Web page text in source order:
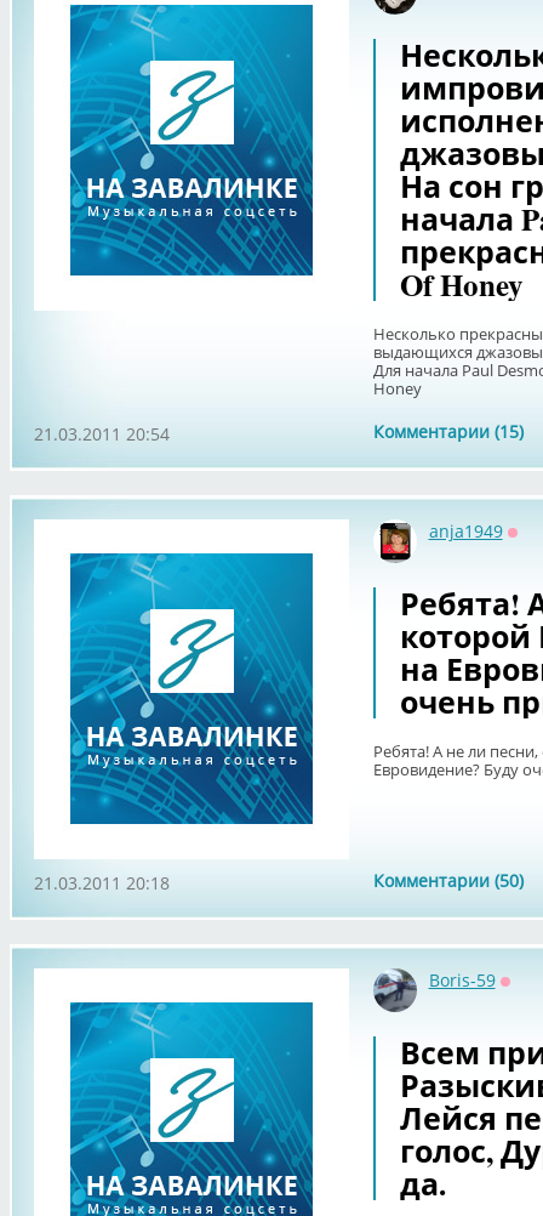
На сон
начала
Of Honey
Несколько
выдающихся
Для начала Paul
Honey
Комментарии (15)
21.03.2011 20:54
anja1949
Ребята!
которой
на
очень
Ребята! А не ли
Евровидение? Буду
Комментарии (50)
21.03.2011 20:18
Boris-59
Всем
Лейся
голос,
да.